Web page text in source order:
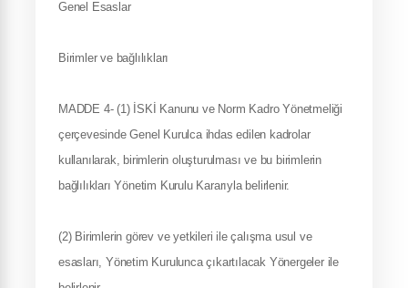
Genel Esaslar
Birimler ve bağlılıkları
MADDE 4- (1) İSKİ Kanunu ve Norm Kadro Yönetmeliği
çerçevesinde Genel Kurulca ihdas edilen kadrolar
kullanılarak, birimlerin oluşturulması ve bu birimlerin
bağlılıkları Yönetim Kurulu Kararıyla belirlenir.
(2) Birimlerin görev ve yetkileri ile çalışma usul ve
esasları, Yönetim Kurulunca çıkartılacak Yönergeler ile